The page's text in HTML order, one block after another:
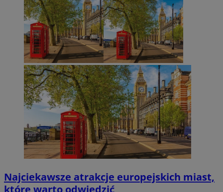
Najciekawsze atrakcje europejskich miast,